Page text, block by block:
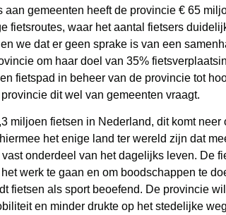
aan gemeenten heeft de provincie € 65
fietsroutes, waar het aantal fietsers
we dat er geen sprake is van een
om haar doel van 35%
fietspad in beheer van de provincie tot
dit wel van gemeenten vraagt.
miljoen fietsen in Nederland, dit komt neer
het enige land ter wereld zijn dat
onderdeel van het dagelijks leven. De
werk te gaan en om boodschappen te
fietsen als sport beoefend. De provincie
en minder drukte op het stedelijke